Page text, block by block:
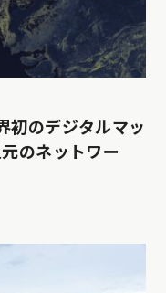
初のデジタルマッ
のネットワー